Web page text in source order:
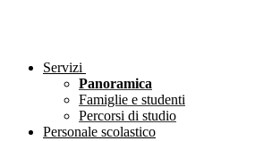
Servizi
Panoramica
Famiglie e studenti
Percorsi di studio
Personale scolastico